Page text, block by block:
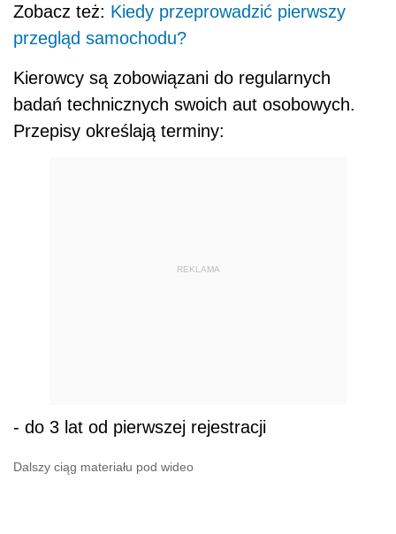
Zobacz też: Kiedy przeprowadzić pierwszy
przegląd samochodu?
Kierowcy są zobowiązani do regularnych
badań technicznych swoich aut osobowych.
Przepisy określają terminy:
REKLAMA
- do 3 lat od pierwszej rejestracji
Dalszy ciąg materiału pod wideo